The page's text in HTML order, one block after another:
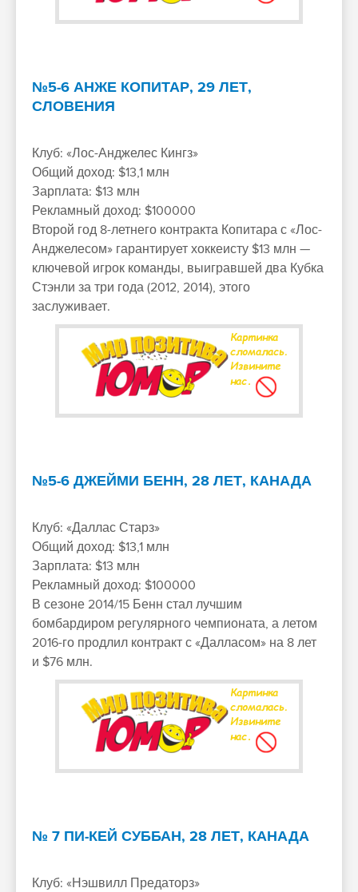
№5-6 АНЖЕ КОПИТАР, 29 ЛЕТ,
СЛОВЕНИЯ
Клуб: «Лос-Анджелес Кингз»
Общий доход: $13,1 млн
Зарплата: $13 млн
Рекламный доход: $100000
Второй год 8-летнего контракта Копитара с «Лос-
Анджелесом» гарантирует хоккеисту $13 млн —
ключевой игрок команды, выигравшей два Кубка
Стэнли за три года (2012, 2014), этого
заслуживает.
№5-6 ДЖЕЙМИ БЕНН, 28 ЛЕТ, КАНАДА
Клуб: «Даллас Старз»
Общий доход: $13,1 млн
Зарплата: $13 млн
Рекламный доход: $100000
В сезоне 2014/15 Бенн стал лучшим
бомбардиром регулярного чемпионата, а летом
2016-го продлил контракт с «Далласом» на 8 лет
и $76 млн.
№ 7 ПИ-КЕЙ СУББАН, 28 ЛЕТ, КАНАДА
Клуб: «Нэшвилл Предаторз»